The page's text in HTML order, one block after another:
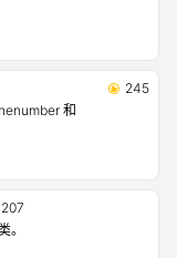
245
和
207
。